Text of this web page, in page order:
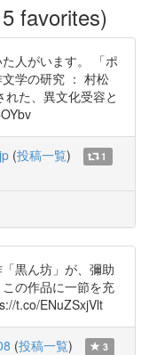
favorites)
人がいます。 「ポ
学の研究 ： 村松
た、異文化受容と
(投稿一覧) 1
黒ん坊」が、彌助
の作品に一節を充
t.co/ENuZSxjVlt
(投稿一覧) 3